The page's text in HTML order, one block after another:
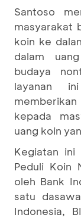
Santoso
masyarakat
koin ke
dalam
budaya
layanan
kepada
uang koin
Kegiatan ini
Peduli Koin
oleh Bank
satu
Indonesia,